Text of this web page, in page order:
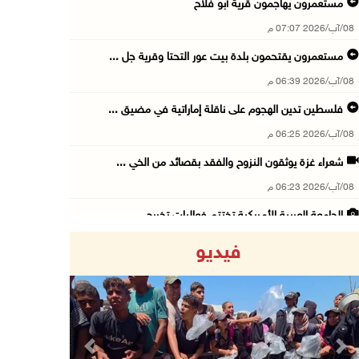
مستعمرون يهاجمون قرية أبو فلاح
08/آب/2026 07:07 م
مستعمرون يقتحمون بلدة بيت عور التحتا وقرية جل ...
08/آب/2026 06:39 م
فلسطين تدين الهجوم على ناقلة إماراتية في مضيق ...
08/آب/2026 06:25 م
شعراء غزة يوثقون النزوح والفقد بقصائد من الخي ...
08/آب/2026 06:23 م
الجامعة العربية الأمريكية تختتم فعاليات تخريج ...
08/آب/2026 05:52 م
الحايك: نقود جهودا وطنية لحماية المواقع الأثر ...
08/آب/2026 04:50 م
فيديو
Previous Next